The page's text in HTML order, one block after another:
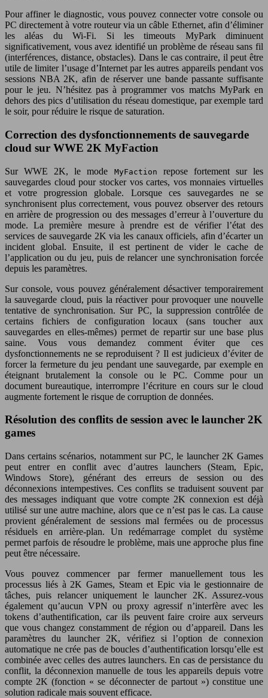
Pour affiner le diagnostic, vous pouvez connecter votre console ou
PC directement à votre routeur via un câble Ethernet, afin d’éliminer
les aléas du Wi-Fi. Si les timeouts MyPark diminuent
significativement, vous avez identifié un problème de réseau sans fil
(interférences, distance, obstacles). Dans le cas contraire, il peut être
utile de limiter l’usage d’Internet par les autres appareils pendant vos
sessions NBA 2K, afin de réserver une bande passante suffisante
pour le jeu. N’hésitez pas à programmer vos matchs MyPark en
dehors des pics d’utilisation du réseau domestique, par exemple tard
le soir, pour réduire le risque de saturation.
Correction des dysfonctionnements de sauvegarde
cloud sur WWE 2K MyFaction
Sur WWE 2K, le mode MyFaction
repose fortement sur les
sauvegardes cloud pour stocker vos cartes, vos monnaies virtuelles
et votre progression globale. Lorsque ces sauvegardes ne se
synchronisent plus correctement, vous pouvez observer des retours
en arrière de progression ou des messages d’erreur à l’ouverture du
mode. La première mesure à prendre est de vérifier l’état des
services de sauvegarde 2K via les canaux officiels, afin d’écarter un
incident global. Ensuite, il est pertinent de vider le cache de
l’application ou du jeu, puis de relancer une synchronisation forcée
depuis les paramètres.
Sur console, vous pouvez généralement désactiver temporairement
la sauvegarde cloud, puis la réactiver pour provoquer une nouvelle
tentative de synchronisation. Sur PC, la suppression contrôlée de
certains fichiers de configuration locaux (sans toucher aux
sauvegardes en elles-mêmes) permet de repartir sur une base plus
saine. Vous vous demandez comment éviter que ces
dysfonctionnements ne se reproduisent ? Il est judicieux d’éviter de
forcer la fermeture du jeu pendant une sauvegarde, par exemple en
éteignant brutalement la console ou le PC. Comme pour un
document bureautique, interrompre l’écriture en cours sur le cloud
augmente fortement le risque de corruption de données.
Résolution des conflits de session avec le launcher 2K
games
Dans certains scénarios, notamment sur PC, le launcher 2K Games
peut entrer en conflit avec d’autres launchers (Steam, Epic,
Windows Store), générant des erreurs de session ou des
déconnexions intempestives. Ces conflits se traduisent souvent par
des messages indiquant que votre compte 2K connexion est déjà
utilisé sur une autre machine, alors que ce n’est pas le cas. La cause
provient généralement de sessions mal fermées ou de processus
résiduels en arrière-plan. Un redémarrage complet du système
permet parfois de résoudre le problème, mais une approche plus fine
peut être nécessaire.
Vous pouvez commencer par fermer manuellement tous les
processus liés à 2K Games, Steam et Epic via le gestionnaire de
tâches, puis relancer uniquement le launcher 2K. Assurez-vous
également qu’aucun VPN ou proxy agressif n’interfère avec les
tokens d’authentification, car ils peuvent faire croire aux serveurs
que vous changez constamment de région ou d’appareil. Dans les
paramètres du launcher 2K, vérifiez si l’option de connexion
automatique ne crée pas de boucles d’authentification lorsqu’elle est
combinée avec celles des autres launchers. En cas de persistance du
conflit, la déconnexion manuelle de tous les appareils depuis votre
compte 2K (fonction « se déconnecter de partout ») constitue une
solution radicale mais souvent efficace.